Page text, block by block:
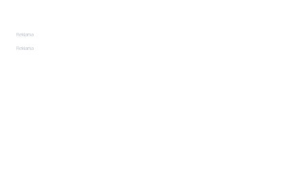
Reklama
Reklama